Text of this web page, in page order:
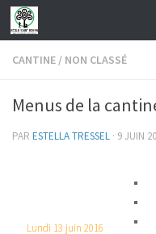
Skip to content
CANTINE / NON CLASSÉ
Menus de la
PAR ESTELLA TRESSEL · 9 JUIN
Lundi 13 juin 2016